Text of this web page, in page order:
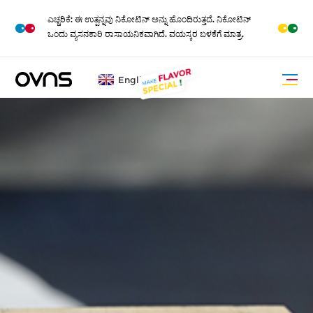
R E
ಎಚ್ಚರಿಕೆ: ಈ ಉತ್ಪನ್ನವು ನಿಕೋಟಿನ್ ಅನ್ನು ಹೊಂದಿರುತ್ತದೆ. ನಿಕೋಟಿನ್
ಒಂದು ವ್ಯಸನಕಾರಿ ರಾಸಾಯನಿಕವಾಗಿದೆ. ವಯಸ್ಕರ ಬಳಕೆಗೆ ಮಾತ್ರ.
English